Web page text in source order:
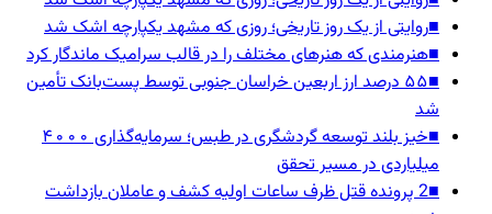
■روایتی از یک روز تاریخی؛ روزی که مشهد یکپارچه اشک شد
■هنرمندی که هنرهای مختلف را در قالب سرامیک ماندگار کرد
■
۵۵ درصد ارز اربعین خراسان جنوبی توسط پست‌بانک تأمین
شد
■
خیز بلند توسعه گردشگری در طبس؛ سرمایه‌گذاری ۴۰۰۰
میلیاردی در مسیر تحقق
■ 2 پرونده قتل ظرف ساعات اولیه کشف و عاملان بازداشت